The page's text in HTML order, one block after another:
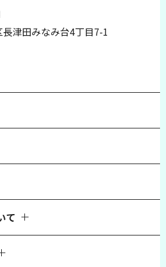
津田みなみ台4丁目7-1
て